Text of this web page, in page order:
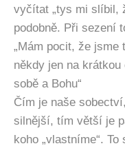
vyčítat „tys mi slíbil,
podobně. Při sezení
„Mám pocit, že jsme
někdy jen na
sobě a Bohu“
Čím je naše
silnější, tím větší je
koho „vlastníme“.